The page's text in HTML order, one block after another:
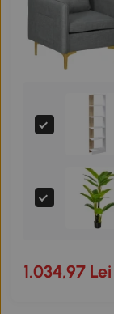
1.034,97 Lei